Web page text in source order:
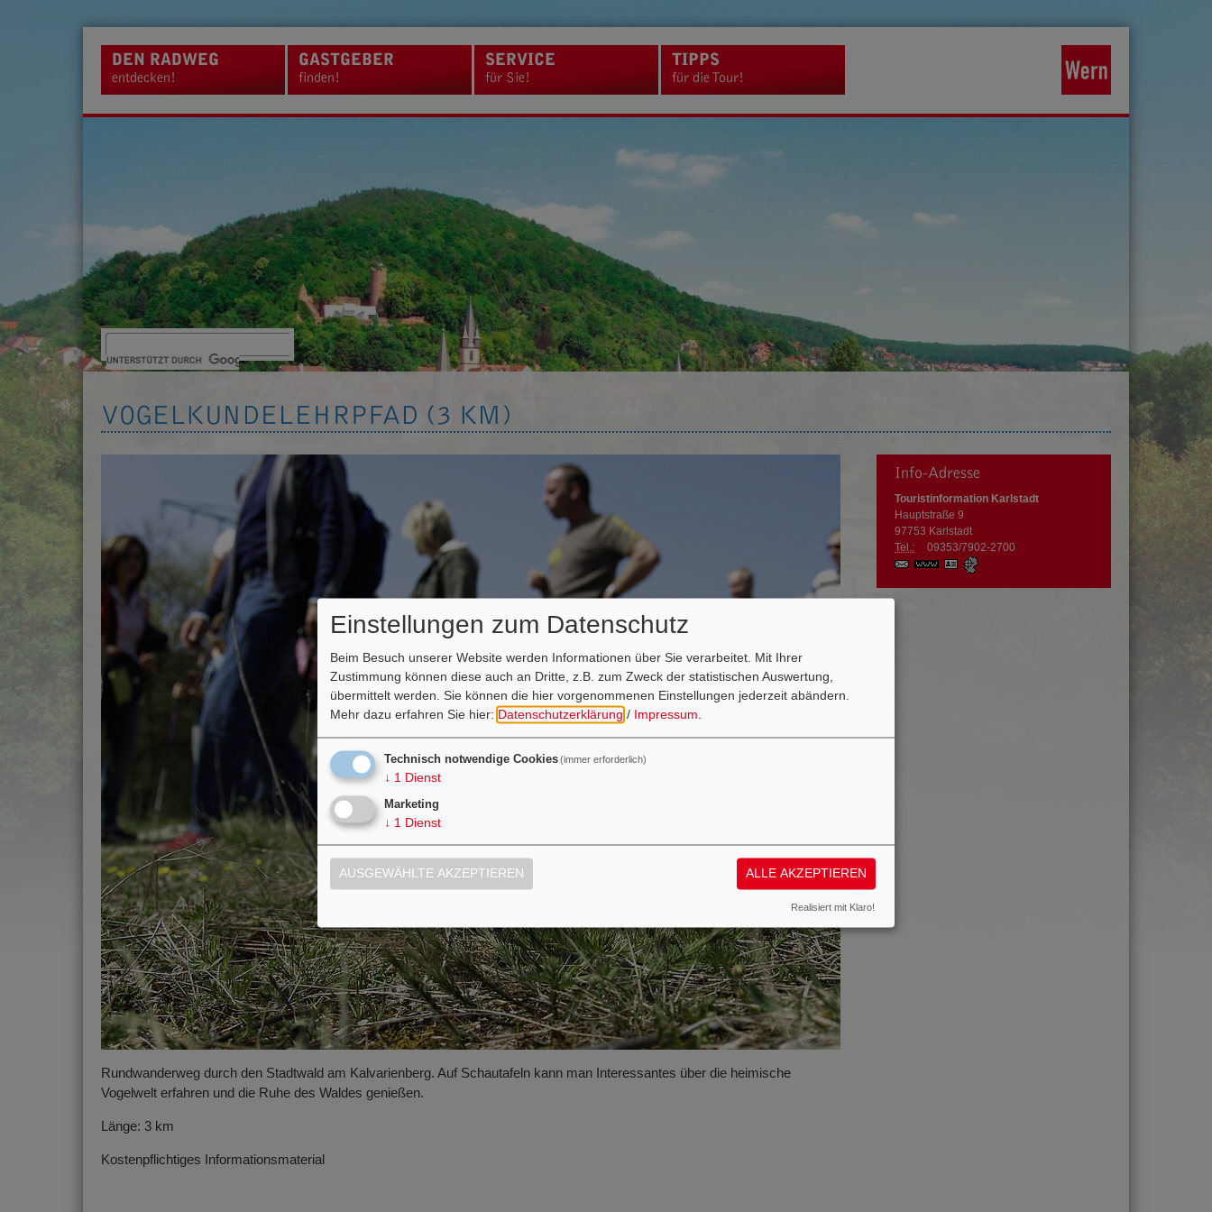
DEN RADWEG
entdecken!
GASTGEBER
finden!
SERVICE
für Sie!
TIPPS
für die Tour!
VOGELKUNDELEHRPFAD (3 KM)
Rundwanderweg durch den Stadtwald am Kalvarienberg. Auf Schautafeln kann man Interessantes über die heimische
Vogelwelt erfahren und die Ruhe des Waldes genießen.
Länge: 3 km
Kostenpflichtiges Informationsmaterial
Info-Adresse
Touristinformation Karlstadt
Hauptstraße 9
97753 Karlstadt
Tel.:
09353/7902-2700
www.karlstadt.de
vCard
Einstellungen zum Datenschutz
Beim Besuch unserer Website werden Informationen über Sie verarbeitet. Mit Ihrer
Zustimmung können diese auch an Dritte, z.B. zum Zweck der statistischen Auswertung,
übermittelt werden. Sie können die hier vorgenommenen Einstellungen jederzeit abändern.
Mehr dazu erfahren Sie hier: Datenschutzerklärung / Impressum.
Technisch notwendige Cookies(immer erforderlich)
↓ 1 Dienst
Marketing
↓ 1 Dienst
AUSGEWÄHLTE AKZEPTIEREN ALLE AKZEPTIEREN
Realisiert mit Klaro!